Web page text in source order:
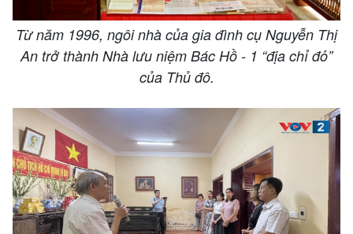
Từ năm 1996, ngôi nhà của gia đình cụ Nguyễn Thị
An trở thành Nhà lưu niệm Bác Hồ - 1 “địa chỉ đỏ”
của Thủ đô.